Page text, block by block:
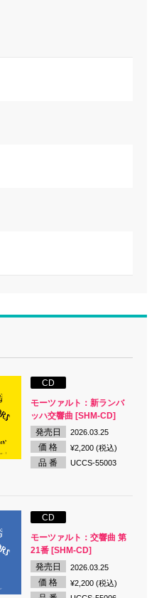
CD
モーツァルト：新ランバ
ッハ交響曲 [SHM-CD]
発売日
2026.03.25
価 格 ¥2,200 (税込)
品 番 UCCS-55003
CD
モーツァルト：交響曲 第
21番 [SHM-CD]
発売日
2026.03.25
価 格 ¥2,200 (税込)